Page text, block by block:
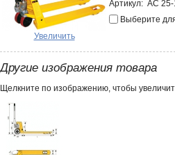
Увеличить
Артикул: AC 25-
Выберите
Другие изображения товара
Щелкните по изображению, чтобы